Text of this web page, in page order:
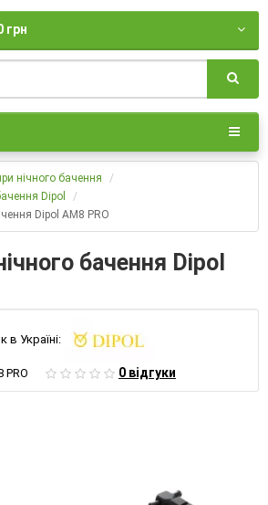
грн
нічного бачення
Dipol
Dipol AM8 PRO
бачення Dipol
в Україні:
PRO 0 відгуки